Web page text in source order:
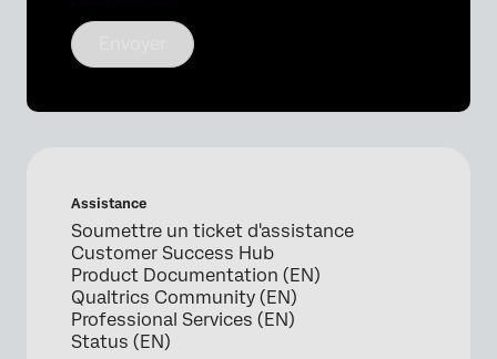
Assistance
Soumettre un ticket d'assistance
Customer Success Hub
Product Documentation (EN)
Qualtrics Community (EN)
Professional Services (EN)
Status (EN)